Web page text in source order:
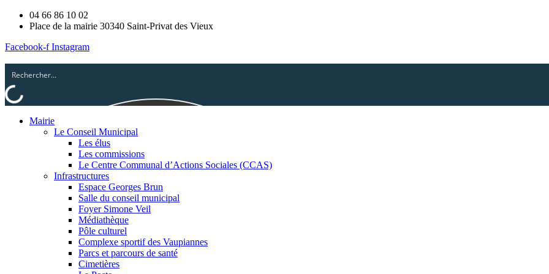
04 66 86 10 02
Place de la mairie 30340 Saint-Privat des Vieux
Facebook-f Instagram
Mairie
Le Conseil Municipal
Les élus
Les commissions
Le Centre Communal d’Actions Sociales (CCAS)
Infrastructures
Espace Georges Brun
Salle du conseil municipal
Foyer Simone Veil
Médiathèque
Pôle culturel
Complexe sportif des Vaupiannes
Parcs et parcours de santé
Cimetières